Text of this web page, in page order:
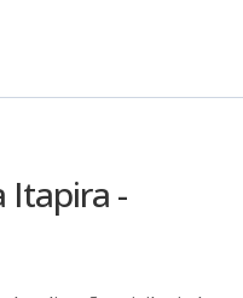
Itapira -